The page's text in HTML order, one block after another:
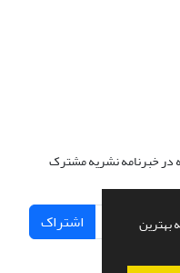
بهترین
در خبرنامه نشریه مشترک
اشتراک